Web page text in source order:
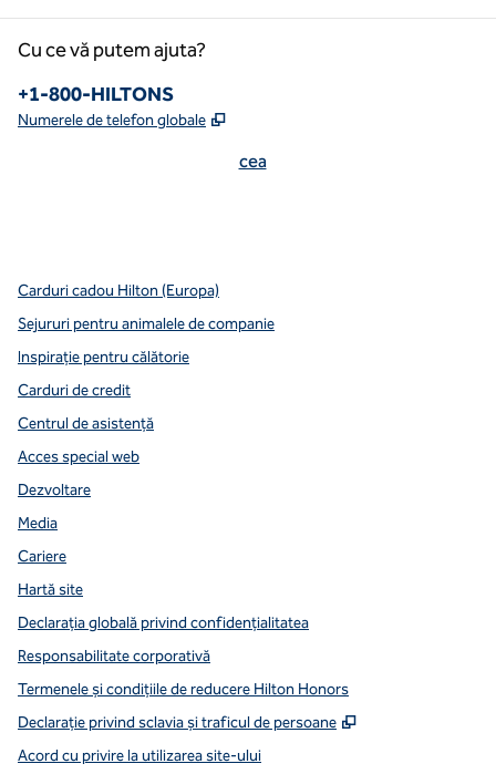
Cu ce vă putem ajuta?
Numărul de telefon:
+1-800-HILTONS
Numerele de telefon globale ,
cea
Carduri cadou Hilton (Europa)
Sejururi pentru animalele de companie
Inspirație pentru călătorie
Carduri de credit
Centrul de asistență
Acces special web
Dezvoltare
Media
Cariere
Hartă site
Declarația globală privind confidenţialitatea
Responsabilitate corporativă
Termenele și condițiile de reducere Hilton Honors
Declarație privind sclavia și traficul de persoane
,
Acord cu privire la utilizarea site-ului